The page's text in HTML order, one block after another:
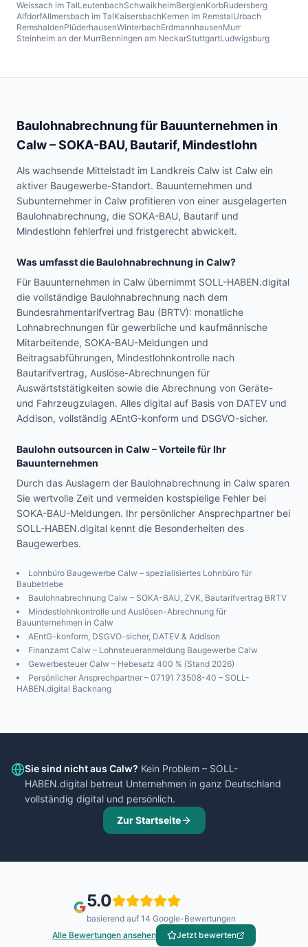
Weissach im TalLeutenbachSchwaikheimBerglenKorbRudersberg
AlfdorfAllmersbach im TalKaisersbachKernen im RemstalUrbach
RemshaldenPlüderhausenWinterbachErdmannhausenMurr
Steinheim an der MurrBenningen am NeckarStuttgartLudwigsburg
Baulohnabrechnung für Bauunternehmen in
Calw– SOKA-BAU, Bautarif, Mindestlohn
Als wachsende Mittelstadt im Landkreis Calw ist Calw ein
aktiver Baugewerbe-Standort. Bauunternehmen und
Subunternehmer in Calw profitieren von einer ausgelagerten
Baulohnabrechnung, die SOKA-BAU, Bautarif und
Mindestlohn fehlerfrei und fristgerecht abwickelt.
Was umfasst die Baulohnabrechnung in Calw?
Für Bauunternehmen in Calw übernimmt SOLL-HABEN.digital
die vollständige Baulohnabrechnung nach dem
Bundesrahmentarifvertrag Bau (BRTV): monatliche
Lohnabrechnungen für gewerbliche und kaufmännische
Mitarbeitende, SOKA-BAU-Meldungen und
Beitragsabführungen, Mindestlohnkontrolle nach
Bautarifvertrag, Auslöse-Abrechnungen für
Auswärtststätigkeiten sowie die Abrechnung von Geräte-
und Fahrzeugzulagen. Alles digital auf Basis von DATEV und
Addison, vollständig AEntG-konform und DSGVO-sicher.
Baulohn outsourcen in Calw– Vorteile für Ihr
Bauunternehmen
Durch das Auslagern der Baulohnabrechnung in Calw sparen
Sie wertvolle Zeit und vermeiden kostspielige Fehler bei
SOKA-BAU-Meldungen. Ihr persönlicher Ansprechpartner bei
SOLL-HABEN.digital kennt die Besonderheiten des
Baugewerbes.
Lohnbüro Baugewerbe Calw – spezialisiertes Lohnbüro für
Baubetriebe
Baulohnabrechnung Calw – SOKA-BAU, ZVK, Bautarifvertrag BRTV
Mindestlohnkontrolle und Auslösen-Abrechnung für
Bauunternehmen in Calw
AEntG-konform, DSGVO-sicher, DATEV & Addison
Finanzamt Calw – Lohnsteueranmeldung Baugewerbe Calw
Gewerbesteuer Calw – Hebesatz 400 % (Stand 2026)
Persönlicher Ansprechpartner – 07191 73508-40 – SOLL-
HABEN.digital Backnang
Sie sind nicht aus Calw? Kein Problem – SOLL-
HABEN.digital betreut Unternehmen in ganz Deutschland
vollständig digital und persönlich.
Zur Startseite
5.0
basierend auf 14 Google-Bewertungen
Alle Bewertungen ansehen
Jetzt bewerten